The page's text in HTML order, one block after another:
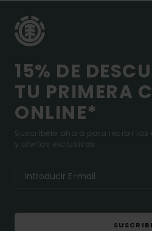
15% DE
TU PRIMERA
ONLINE*
Suscríbete ahora para recibir
y ofertas exclusivas.